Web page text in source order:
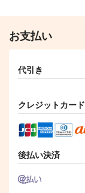
お支払い
代引き
クレジットカード
後払い決済